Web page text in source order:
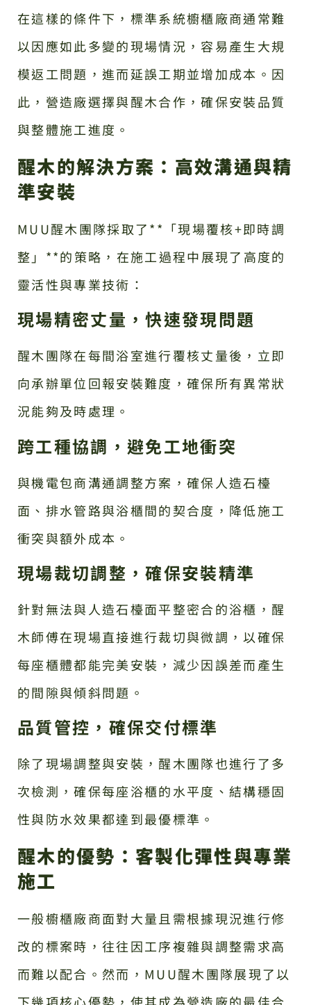
在這樣的條件下，標準系統櫥櫃廠商通常難
以因應如此多變的現場情況，容易產生大規
模返工問題，進而延誤工期並增加成本。因
此，營造廠選擇與醒木合作，確保安裝品質
與整體施工進度。
醒木的解決方案：高效溝通與精
準安裝
MUU醒木團隊採取了**「現場覆核+即時調
整」**的策略，在施工過程中展現了高度的
靈活性與專業技術：
現場精密丈量，快速發現問題
醒木團隊在每間浴室進行覆核丈量後，立即
向承辦單位回報安裝難度，確保所有異常狀
況能夠及時處理。
跨工種協調，避免工地衝突
與機電包商溝通調整方案，確保人造石檯
面、排水管路與浴櫃間的契合度，降低施工
衝突與額外成本。
現場裁切調整，確保安裝精準
針對無法與人造石檯面平整密合的浴櫃，醒
木師傅在現場直接進行裁切與微調，以確保
每座櫃體都能完美安裝，減少因誤差而產生
的間隙與傾斜問題。
品質管控，確保交付標準
除了現場調整與安裝，醒木團隊也進行了多
次檢測，確保每座浴櫃的水平度、結構穩固
性與防水效果都達到最優標準。
醒木的優勢：客製化彈性與專業
施工
一般櫥櫃廠商面對大量且需根據現況進行修
改的標案時，往往因工序複雜與調整需求高
而難以配合。然而，MUU醒木團隊展現了以
下幾項核心優勢，使其成為營造廠的最佳合